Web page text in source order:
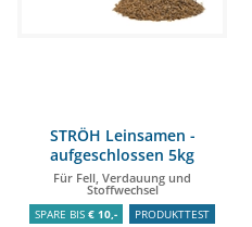
STRÖH Leinsamen -
aufgeschlossen 5kg
Für Fell, Verdauung und
Stoffwechsel
SPARE BIS € 10,- PRODUKTTEST